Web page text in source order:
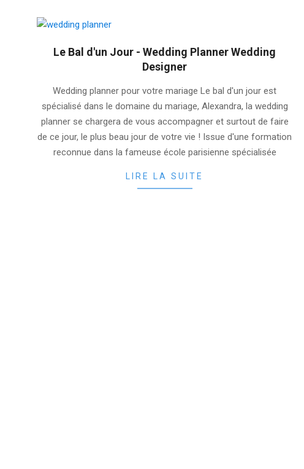
Le Bal d'un Jour - Wedding Planner Wedding
Designer
10
Wedding planner pour votre mariage Le bal d'un jour est
spécialisé dans le domaine du mariage, Alexandra, la wedding
planner se chargera de vous accompagner et surtout de faire
de ce jour, le plus beau jour de votre vie ! Issue d'une formation
reconnue dans la fameuse école parisienne spécialisée
LIRE LA SUITE